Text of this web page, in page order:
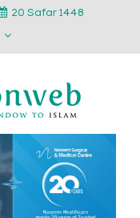
20 Safar 1448